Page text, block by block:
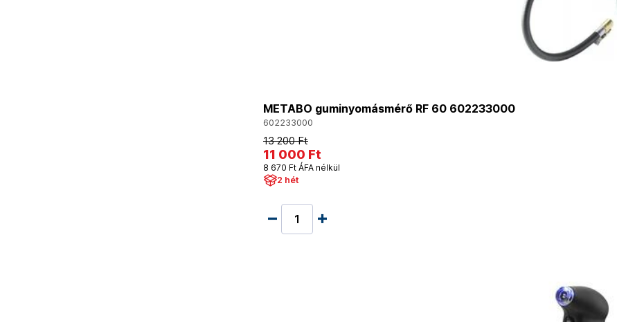
METABO guminyomásmérő RF 60 602233000
602233000
13 200 Ft
11 000 Ft
8 670 Ft ÁFA nélkül
2 hét